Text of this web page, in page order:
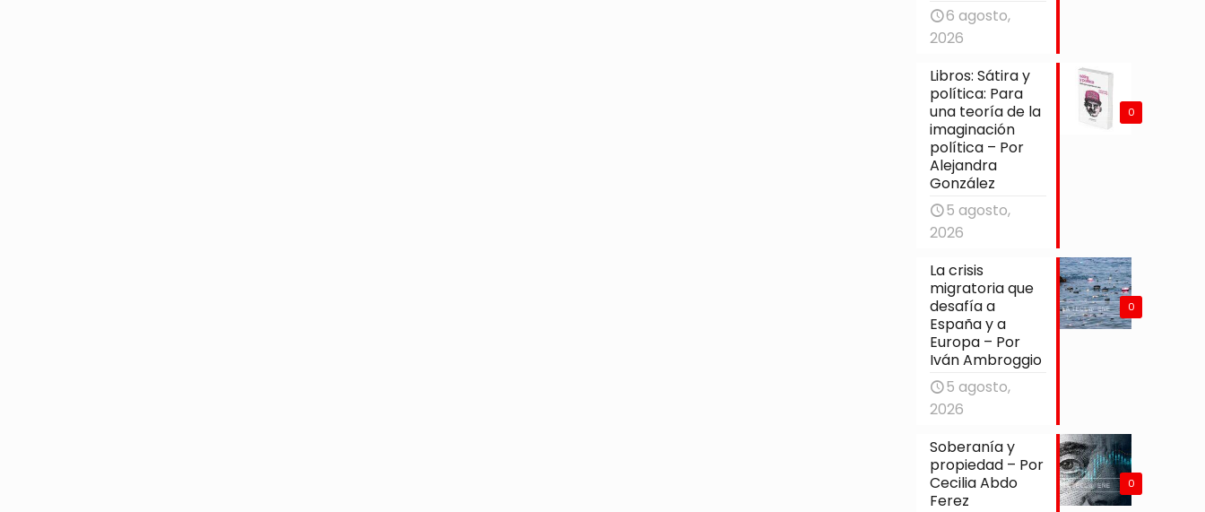
6 agosto,
2026
0
Libros: Sátira y
política: Para
una teoría de la
imaginación
política – Por
Alejandra
González
5 agosto,
2026
0
La crisis
migratoria que
desafía a
España y a
Europa – Por
Iván Ambroggio
5 agosto,
2026
0
Soberanía y
propiedad – Por
Cecilia Abdo
Ferez